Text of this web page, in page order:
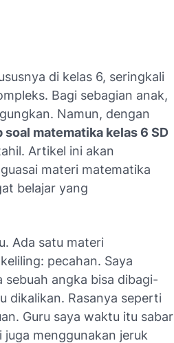
di kelas 6, seringkali
Bagi sebagian anak,
Namun, dengan
soal matematika kelas 6 SD
Artikel ini akan
materi matematika
belajar yang
Ada satu materi
pecahan. Saya
sebuah angka bisa dibagi-
dikalikan. Rasanya seperti
Guru saya waktu itu sabar
menggunakan jeruk